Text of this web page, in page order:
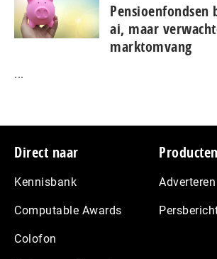
Pensioenfondsen
ai, maar
marktomvang
...
Footer
Direct naar
Kennisbank
Computable Awards
Colofon
Producten